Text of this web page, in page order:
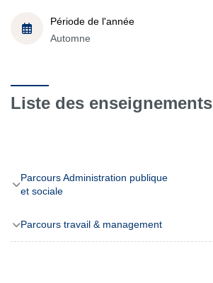
Période de l'année
Automne
Liste des enseignements
Parcours Administration publique
et sociale
Parcours travail & management